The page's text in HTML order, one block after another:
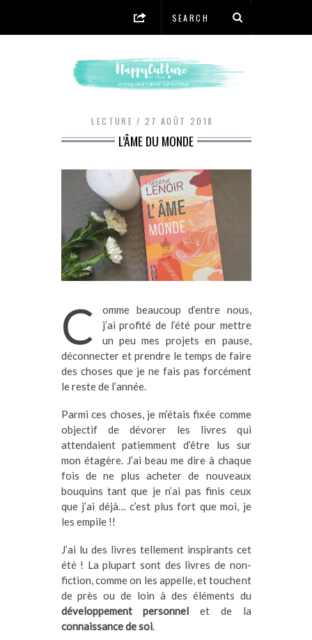
LECTURE 27 AOÛT 2018
L’ÂME DU MONDE
C
omme beaucoup d’entre nous,
j’ai profité de l’été pour mettre
un peu mes projets en pause,
déconnecter et prendre le temps de faire
des choses que je ne fais pas forcément
le reste de l’année.
Parmi ces choses, je m’étais fixée comme
objectif de dévorer les livres qui
attendaient patiemment d’être lus sur
mon étagère. J’ai beau me dire à chaque
fois de ne plus acheter de nouveaux
bouquins tant que je n’ai pas finis ceux
que j’ai déjà… c’est plus fort que moi, je
les empile !!
J’ai lu des livres tellement inspirants cet
été ! La plupart sont des livres de non-
fiction, comme on les appelle, et touchent
de près ou de loin à des éléments du
développement personnel et de la
connaissance de soi.